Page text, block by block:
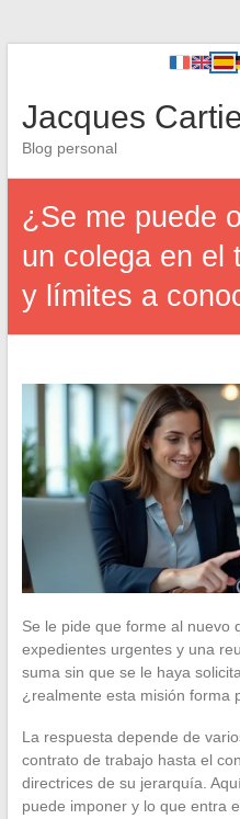
Jacques
Blog personal
¿Se me puede
un colega en el
y límites a
Se le pide que forme al nuevo
expedientes urgentes y una
suma sin que se le haya
¿realmente esta misión forma
La respuesta depende de
contrato de trabajo hasta el
directrices de su jerarquía.
puede imponer y lo que entra